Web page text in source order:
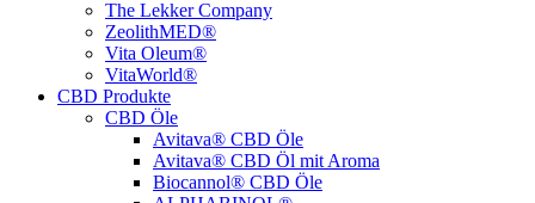
The Lekker Company
ZeolithMED®
Vita Oleum®
VitaWorld®
CBD Produkte
CBD Öle
Avitava® CBD Öle
Avitava® CBD Öl mit Aroma
Biocannol® CBD Öle